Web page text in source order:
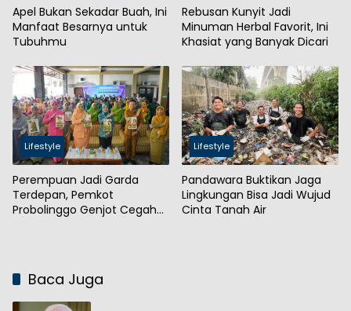
Apel Bukan Sekadar Buah, Ini
Manfaat Besarnya untuk
Tubuhmu
Rebusan Kunyit Jadi
Minuman Herbal Favorit, Ini
Khasiat yang Banyak Dicari
Lifestyle
Perempuan Jadi Garda
Terdepan, Pemkot
Probolinggo Genjot Cegah
Lifestyle
Pandawara Buktikan Jaga
Lingkungan Bisa Jadi Wujud
Cinta Tanah Air
Baca Juga